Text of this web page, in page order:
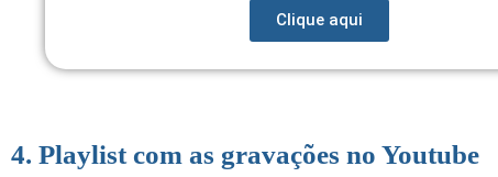
Clique aqui
4. Playlist com as gravações no Youtube